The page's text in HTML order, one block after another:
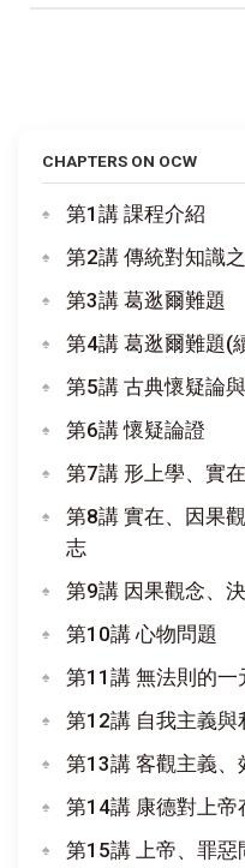
CHAPTERS ON OCW
第1講 課程介紹
第2講 傳統對知識
第3講 葛逖爾難題
第4講 葛逖爾難題(
第5講 古典懷疑論
第6講 懷疑論證
第7講 形上學、實
第8講 實在、因果
志
第9講 因果觀念、
第10講 心物問題
第11講 無法則的一
第12講 自我主義與
第13講 客觀主義、
第14講 康德對上帝
第15講 上帝、罪惡